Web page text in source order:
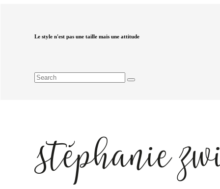
Le style n'est pas une taille mais une attitude